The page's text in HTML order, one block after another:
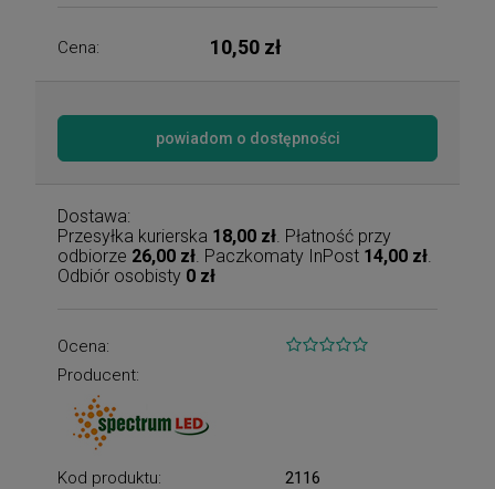
Cena: 10,50 zł
powiadom o dostępności
Dostawa:
Przesyłka kurierska 18,00 zł . Płatność przy
odbiorze 26,00 zł . Paczkomaty InPost 14,00 zł
Odbiór osobisty 0 zł
Ocena:
Producent:
Kod produktu: 2116